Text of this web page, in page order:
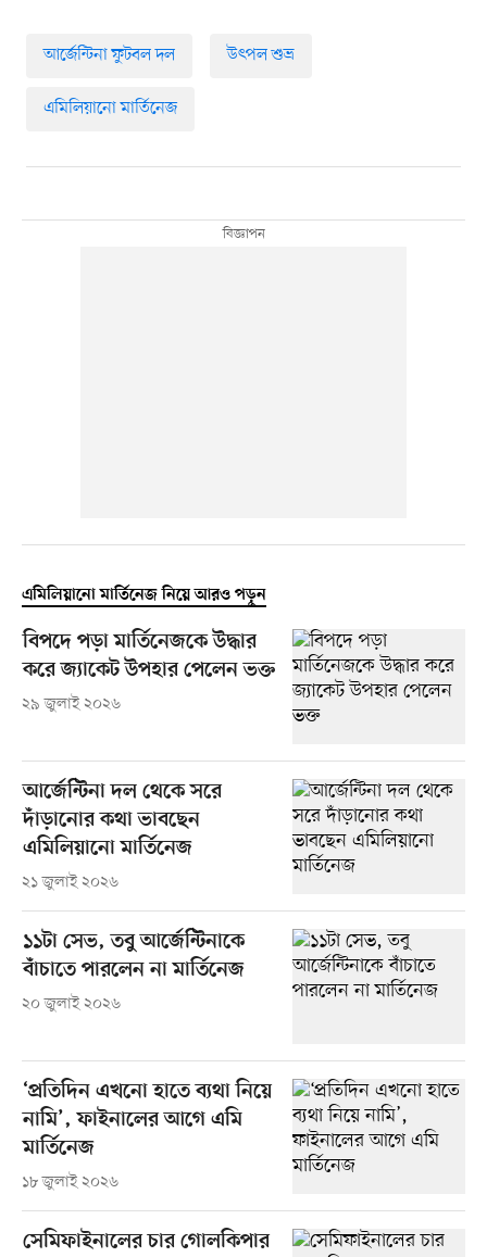
আর্জেন্টিনা ফুটবল দল উৎপল শুভ্র
এমিলিয়ানো মার্তিনেজ
এমিলিয়ানো মার্তিনেজ নিয়ে আরও পড়ুন
বিপদে পড়া মার্তিনেজকে উদ্ধার
করে জ্যাকেট উপহার পেলেন ভক্ত
২৯ জুলাই ২০২৬
আর্জেন্টিনা দল থেকে সরে
দাঁড়ানোর কথা ভাবছেন
এমিলিয়ানো মার্তিনেজ
২১ জুলাই ২০২৬
১১টা সেভ, তবু আর্জেন্টিনাকে
বাঁচাতে পারলেন না মার্তিনেজ
২০ জুলাই ২০২৬
‘প্রতিদিন এখনো হাতে ব্যথা নিয়ে
নামি’, ফাইনালের আগে এমি
মার্তিনেজ
১৮ জুলাই ২০২৬
সেমিফাইনালের চার গোলকিপার